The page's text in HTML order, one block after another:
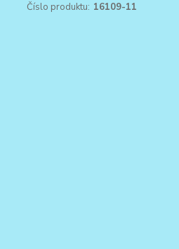
Číslo produktu: 16109-11